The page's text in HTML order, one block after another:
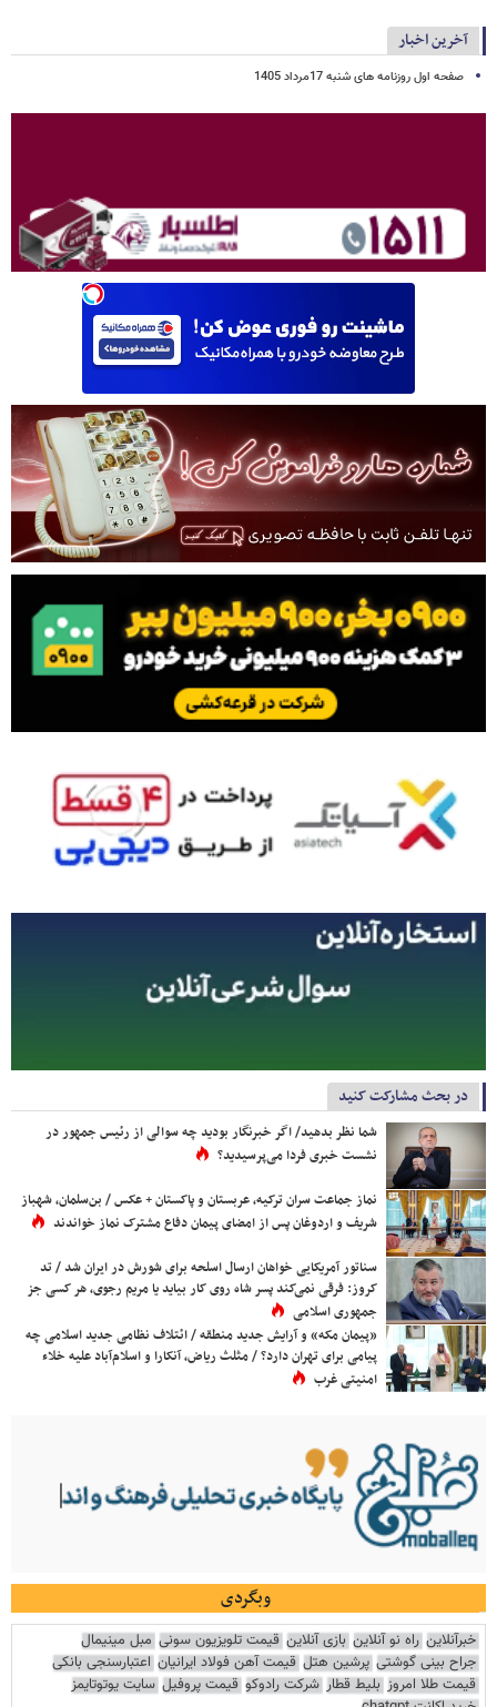
آخرین اخبار
صفحه اول روزنامه های شنبه 17مرداد 1405
در بحث مشارکت کنید
شما نظر بدهید/ اگر خبرنگار بودید چه سوالی از رئیس جمهور در
نشست خبری فردا می‌پرسیدید؟
نماز جماعت سران ترکیه، عربستان و پاکستان + عکس / بن‌سلمان، شهباز
شریف و اردوغان پس از امضای پیمان دفاع مشترک نماز خواندند
سناتور آمریکایی خواهان ارسال اسلحه برای شورش در ایران شد / تد
کروز: فرقی نمی‌کند پسر شاه روی کار بیاید یا مریم رجوی، هر کسی جز
جمهوری اسلامی
«پیمان مکه» و آرایش جدید منطقه / ائتلاف نظامی جدید اسلامی چه
پیامی برای تهران دارد؟ / مثلث ریاض، آنکارا و اسلام‌آباد علیه خلاء
امنیتی غرب
وبگردی
خبرآنلاین راه نو آنلاین بازی آنلاین قیمت تلویزیون سونی مبل مینیمال
جراح بینی گوشتی پرشین هتل قیمت آهن فولاد ایرانیان اعتبارسنجی بانکی
قیمت طلا امروز بلیط قطار شرکت رادوکو قیمت پروفیل سایت یوتوتایمز